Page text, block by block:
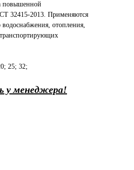
повышенной
32415-2013. Применяются
водоснабжения, отопления,
транспортирующих
25; 32;
у менеджера!